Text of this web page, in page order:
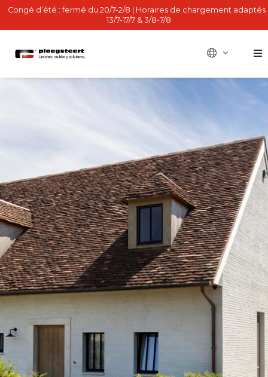
Congé d’été : fermé du 20/7-2/8 | Horaires de chargement adaptés
13/7-17/7 & 3/8-7/8